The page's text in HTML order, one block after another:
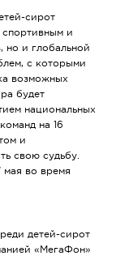
сирот
спортивным и
но и глобальной
с которыми
возможных
будет
национальных
на 16
и
свою судьбу.
мая во время
детей-сирот
«МегаФон»